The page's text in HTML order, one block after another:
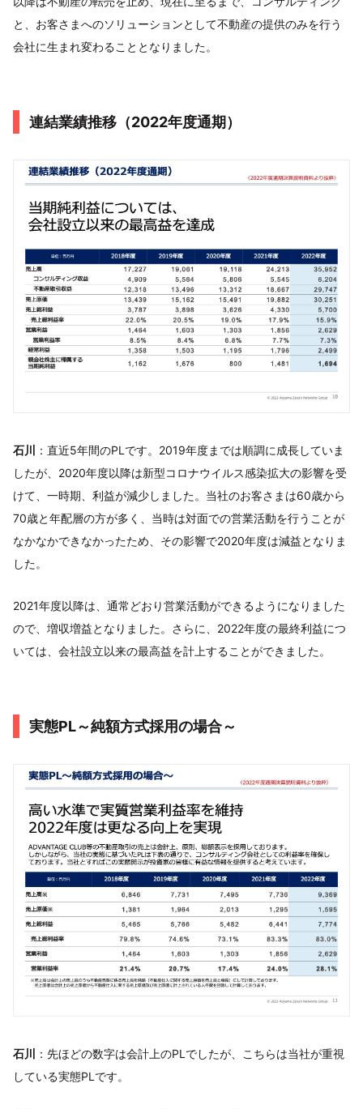
と、お客さまへのソリューションとして不動産の提供のみを行う
会社に生まれ変わることとなりました。
連結業績推移（2022年度通期）
石川
：直近5年間のPLです。2019年度までは順調に成長していま
したが、2020年度以降は新型コロナウイルス感染拡大の影響を受
けて、一時期、利益が減少しました。当社のお客さまは60歳から
70歳と年配層の方が多く、当時は対面での営業活動を行うことが
なかなかできなかったため、その影響で2020年度は減益となりま
した。
2021年度以降は、通常どおり営業活動ができるようになりました
ので、増収増益となりました。さらに、2022年度の最終利益につ
いては、会社設立以来の最高益を計上することができました。
実態PL～純額方式採用の場合～
石川
：先ほどの数字は会計上のPLでしたが、こちらは当社が重視
している実態PLです。